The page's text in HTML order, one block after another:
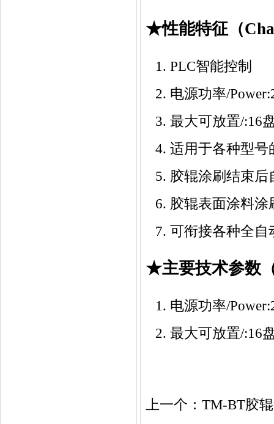
★性能特征（
PLC智能控制
电源功率/
最大可放置/:16
适用于各种型号
胶辊涂刷结束后
胶辊表面涂料涂
可衔接各种全自
★主要技术参数
电源功率/
最大可放置/:16
上一个： TM-BT胶